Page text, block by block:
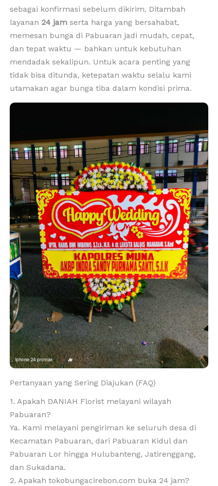
sebagai konfirmasi sebelum dikirim. Ditambah
layanan 24 jam serta harga yang bersahabat,
memesan bunga di Pabuaran jadi mudah, cepat,
dan tepat waktu — bahkan untuk kebutuhan
mendadak sekalipun. Untuk acara penting yang
tidak bisa ditunda, ketepatan waktu selalu kami
utamakan agar bunga tiba dalam kondisi prima.
Pertanyaan yang Sering Diajukan (FAQ)
1. Apakah DANIAH Florist melayani wilayah
Pabuaran?
Ya. Kami melayani pengiriman ke seluruh desa di
Kecamatan Pabuaran, dari Pabuaran Kidul dan
Pabuaran Lor hingga Hulubanteng, Jatirenggang,
dan Sukadana.
2. Apakah tokobungacirebon.com buka 24 jam?